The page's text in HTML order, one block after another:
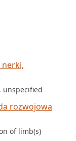
unspecified
rozwojowa
of limb(s)